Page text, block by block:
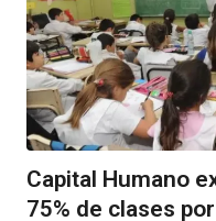
Capital Humano
75% de clases